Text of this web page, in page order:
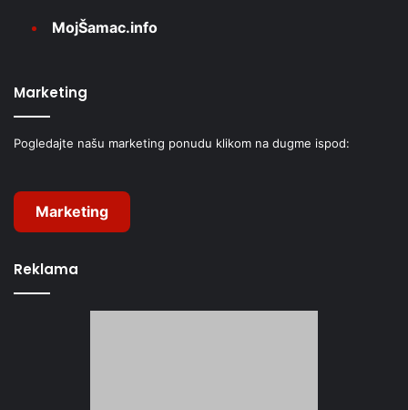
MojŠamac.info
Marketing
Pogledajte našu marketing ponudu klikom na dugme ispod:
Marketing
Reklama